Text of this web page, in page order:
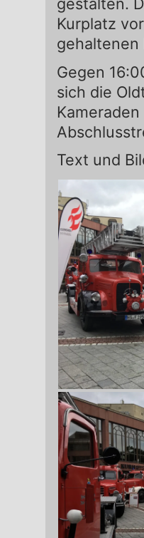
Kurplatz
gehaltenen
Gegen
sich die
Text und